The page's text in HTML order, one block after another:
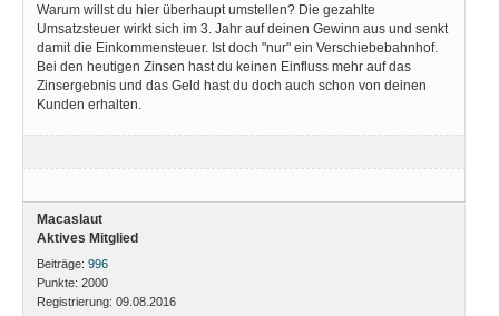
Warum willst du hier überhaupt umstellen? Die gezahlte
Umsatzsteuer wirkt sich im 3. Jahr auf deinen Gewinn aus und senkt
damit die Einkommensteuer. Ist doch "nur" ein Verschiebebahnhof.
Bei den heutigen Zinsen hast du keinen Einfluss mehr auf das
Zinsergebnis und das Geld hast du doch auch schon von deinen
Kunden erhalten.
Macaslaut
Aktives Mitglied
Beiträge: 996
Punkte: 2000
Registrierung: 09.08.2016